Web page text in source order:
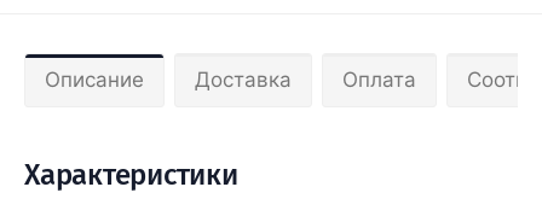
Описание Доставка Оплата
Характеристики